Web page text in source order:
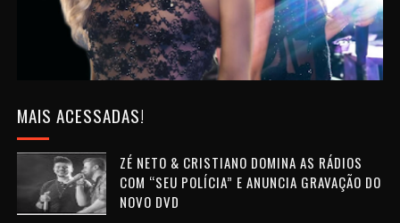
MAIS ACESSADAS!
ZÉ NETO & CRISTIANO DOMINA AS RÁDIOS
COM “SEU POLÍCIA” E ANUNCIA GRAVAÇÃO DO
NOVO DVD